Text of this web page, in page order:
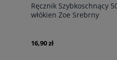
Ręcznik Szybkoschnący
włókien Zoe Srebrny
16,90 zł